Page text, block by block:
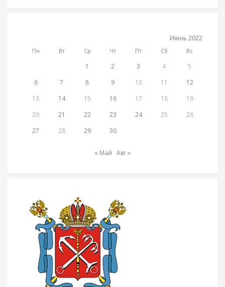
Июнь 2022
Пн Вт Ср Чт Пт Сб Вс
1 2 3 4
5
6
7 8 9 10 11
12
13
14 15 16 17 18
19
20
21 22 23 24 25
26
27
28 29 30
« Май Авг »